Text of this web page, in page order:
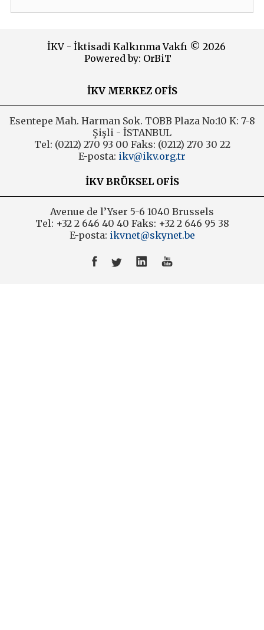
İKV - İktisadi Kalkınma Vakfı © 2026
Powered by: OrBiT
İKV MERKEZ OFİS
Esentepe Mah. Harman Sok. TOBB Plaza No:10 K: 7-8
Şişli - İSTANBUL
Tel: (0212) 270 93 00 Faks: (0212) 270 30 22
E-posta: ikv@ikv.org.tr
İKV BRÜKSEL OFİS
Avenue de l’Yser 5-6 1040 Brussels
Tel: +32 2 646 40 40 Faks: +32 2 646 95 38
E-posta: ikvnet@skynet.be